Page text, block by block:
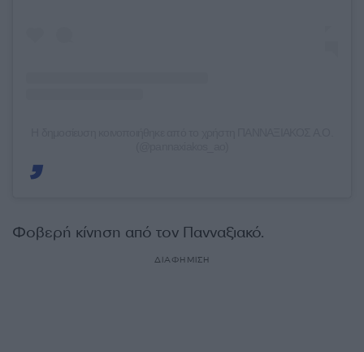
Φοβερή κίνηση από τον Πανναξιακό.
ΔΙΑΦΗΜΙΣΗ